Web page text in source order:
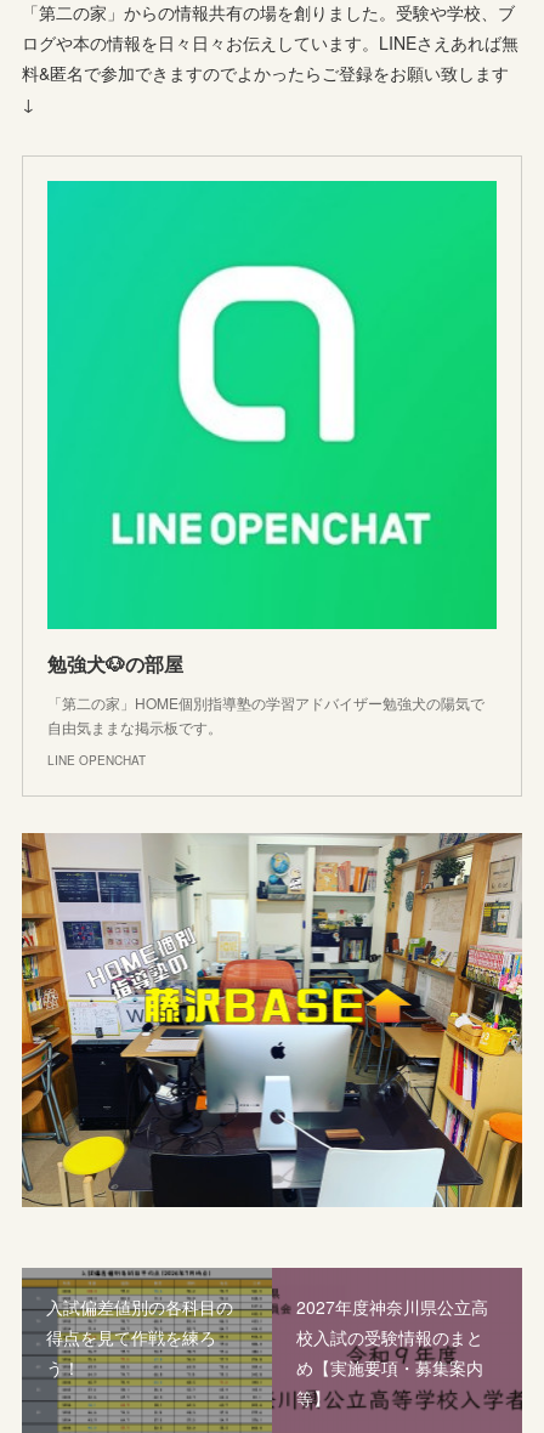
「第二の家」からの情報共有の場を創りました。受験や学校、ブ
ログや本の情報を日々日々お伝えしています。LINEさえあれば無
料&匿名で参加できますのでよかったらご登録をお願い致します
↓
勉強犬🐶の部屋
「第二の家」HOME個別指導塾の学習アドバイザー勉強犬の陽気で
自由気ままな掲示板です。
LINE OPENCHAT
入試偏差値別の各科目の
得点を見て作戦を練ろ
う！
2027年度神奈川県公立高
校入試の受験情報のまと
め【実施要項・募集案内
等】